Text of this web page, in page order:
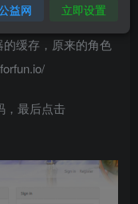
，下次登录就可以
缓存，原来的角色
，最后点击
益网 立即设置